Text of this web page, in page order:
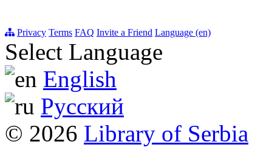
Privacy Terms FAQ Invite a Friend Language (en)
Select Language
English
Русский
© 2026 Library of Serbia